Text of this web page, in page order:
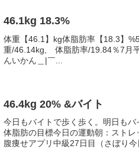
46.1kg 18.3%
体重【46.1】kg体脂肪率【18.3
重/46.14kg, 体脂肪率/19.84％7月
んいかん＿|￣...
46.4kg 20% &バイト
今日もバイトで歩く歩く。明日も
体脂肪の目標今日の運動朝：ス
腹痩せアプリ中級27日目（さぼ